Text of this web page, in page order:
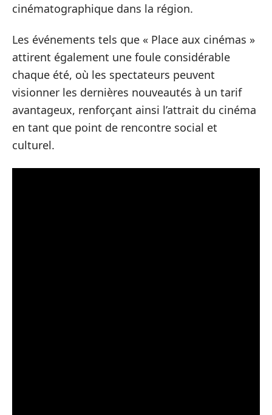
cinématographique dans la région.
Les événements tels que « Place aux cinémas »
attirent également une foule considérable
chaque été, où les spectateurs peuvent
visionner les dernières nouveautés à un tarif
avantageux, renforçant ainsi l’attrait du cinéma
en tant que point de rencontre social et
culturel.